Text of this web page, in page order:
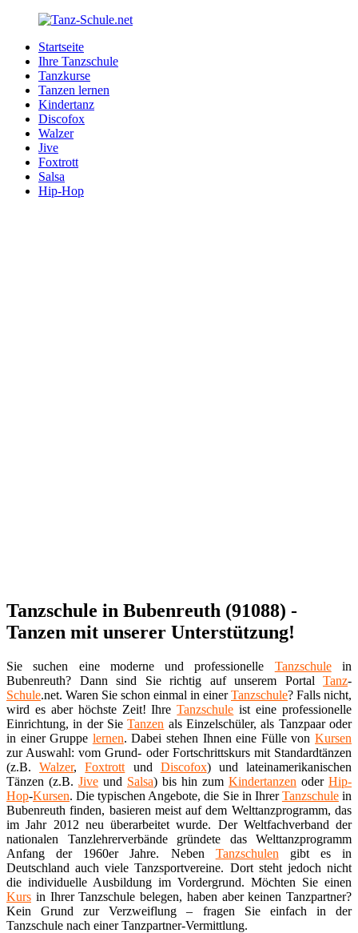
Zurück
Inhalt
Tanz-
Schule.net
Ihre
Tanzschule
Internet
Startseite
Ihre Tanzschule
Tanzkurse
Tanzen lernen
Kindertanz
Discofox
Walzer
Jive
Foxtrott
Salsa
Hip-Hop
Tanzschule in Bubenreuth (91088) -
Tanzen mit unserer Unterstützung!
Sie suchen eine moderne und professionelle Tanzschulein
Bubenreuth? Dann sind Sie richtig auf unserem Portal Tanz-
Schule.net. Waren Sie schon einmal in einerTanzschule? Falls nicht,
wird es aber höchste Zeit! IhreTanzschule ist eine professionelle
Einrichtung, in der SieTanzen als Einzelschüler, als Tanzpaar oder
in einer Gruppe lernen. Dabei stehen Ihnen eine Fülle vonKursen
zur Auswahl: vom Grund- oder Fortschrittskurs mit Standardtänzen
(z.B.Walzer,Foxtrott und Discofox) und lateinamerikanischen
Tänzen (z.B. Jive und Salsa) bis hin zum Kindertanzen oder Hip-
Hop-Kursen. Die typischen Angebote, die Sie in IhrerTanzschulein
Bubenreuth finden, basieren meist auf dem Welttanzprogramm, das
im Jahr 2012 neu überarbeitet wurde. Der Weltfachverband der
nationalen Tanzlehrerverbände gründete das Welttanzprogramm
Anfang der 1960er Jahre. Neben Tanzschulen gibt es in
Deutschland auch viele Tanzsportvereine. Dort steht jedoch nicht
die individuelle Ausbildung im Vordergrund. Möchten Sie einen
Kurs in Ihrer Tanzschule belegen, haben aber keinen Tanzpartner?
Kein Grund zur Verzweiflung – fragen Sie einfach in der
Tanzschule nach einer Tanzpartner-Vermittlung.